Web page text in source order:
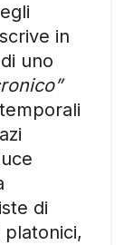
in
uno
di